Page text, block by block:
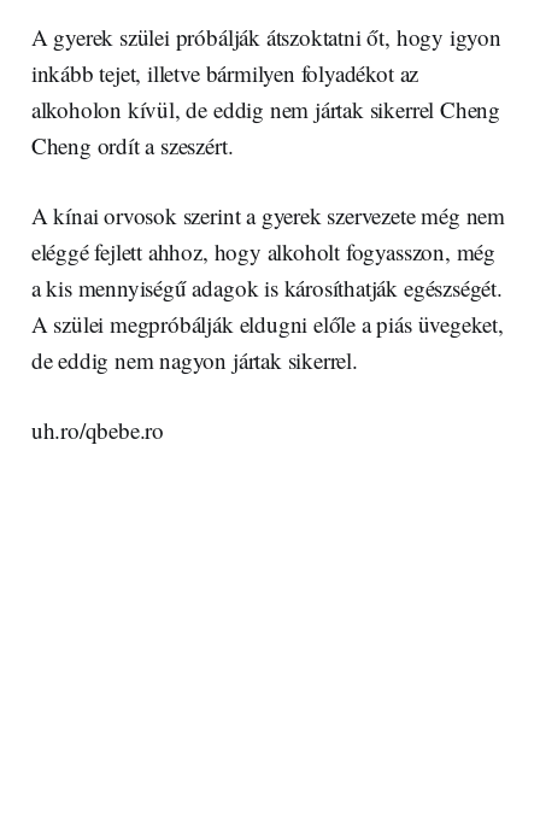
A gyerek szülei próbálják átszoktatni őt, hogy igyon
inkább tejet, illetve bármilyen folyadékot az
alkoholon kívül, de eddig nem jártak sikerrel Cheng
Cheng ordít a szeszért.
A kínai orvosok szerint a gyerek szervezete még nem
eléggé fejlett ahhoz, hogy alkoholt fogyasszon, még
a kis mennyiségű adagok is károsíthatják egészségét.
A szülei megpróbálják eldugni előle a piás üvegeket,
de eddig nem nagyon jártak sikerrel.
uh.ro/qbebe.ro